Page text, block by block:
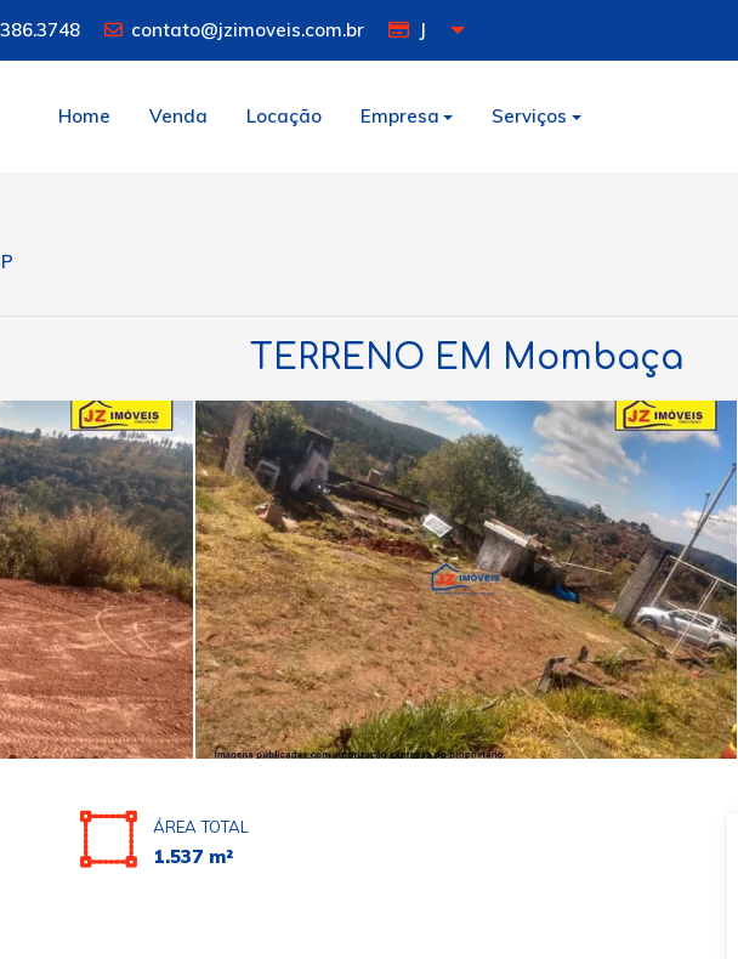
contato@jzimoveis.com.br J
Home Venda Locação Empresa Serviços
TERRENO EM Mombaça
ÁREA TOTAL
1.537 m²